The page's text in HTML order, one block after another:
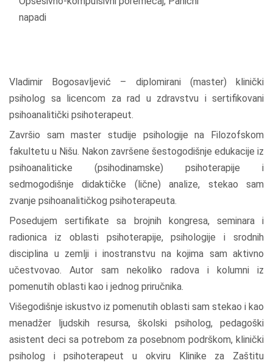
napadi
Vladimir Bogosavljević – diplomirani (master) klinički
psiholog sa licencom za rad u zdravstvu i sertifikovani
psihoanalitički psihoterapeut.
Završio sam master studije psihologije na Filozofskom
fakultetu u Nišu. Nakon završene šestogodišnje edukacije iz
psihoanaliticke (psihodinamske) psihoterapije i
sedmogodišnje didaktičke (lične) analize, stekao sam
zvanje psihoanalitičkog psihoterapeuta.
Posedujem sertifikate sa brojnih kongresa, seminara i
radionica iz oblasti psihoterapije, psihologije i srodnih
disciplina u zemlji i inostranstvu na kojima sam aktivno
učestvovao. Autor sam nekoliko radova i kolumni iz
pomenutih oblasti kao i jednog priručnika.
Višegodišnje iskustvo iz pomenutih oblasti sam stekao i kao
menadžer ljudskih resursa, školski psiholog, pedagoški
asistent deci sa potrebom za posebnom podrškom, klinički
psiholog i psihoterapeut u okviru Klinike za Zaštitu